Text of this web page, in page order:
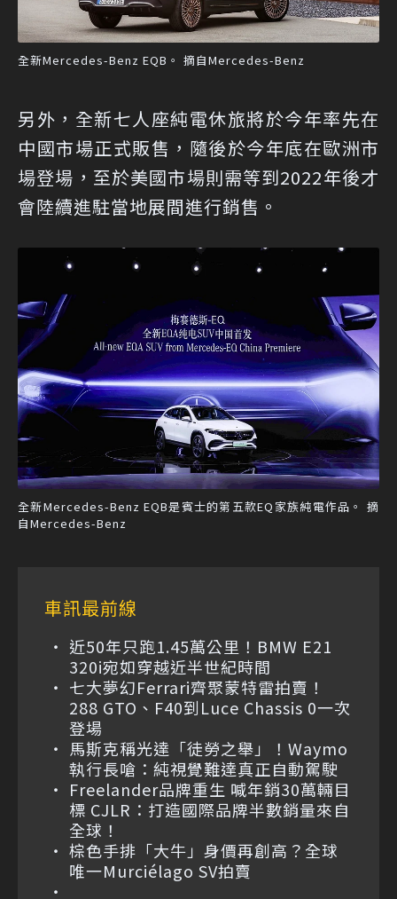
全新Mercedes-Benz EQB。 摘自Mercedes-Benz
另外，全新七人座純電休旅將於今年率先在
中國市場正式販售，隨後於今年底在歐洲市
場登場，至於美國市場則需等到2022年後才
會陸續進駐當地展間進行銷售。
全新Mercedes-Benz EQB是賓士的第五款EQ家族純電作品。 摘
自Mercedes-Benz
車訊最前線
近50年只跑1.45萬公里！BMW E21
320i宛如穿越近半世紀時間
七大夢幻Ferrari齊聚蒙特雷拍賣！
288 GTO、F40到Luce Chassis 0一次
登場
馬斯克稱光達「徒勞之舉」！Waymo
執行長嗆：純視覺難達真正自動駕駛
Freelander品牌重生 喊年銷30萬輛目
標 CJLR：打造國際品牌半數銷量來自
全球！
棕色手排「大牛」身價再創高？全球
唯一Murciélago SV拍賣